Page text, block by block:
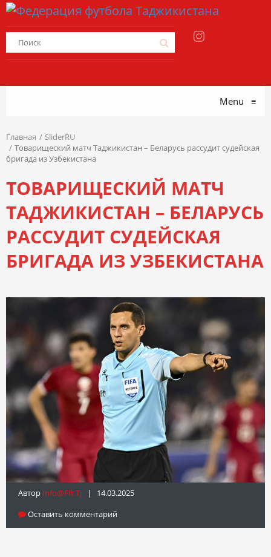
Menu ≡
Главная
SliderRU
Товарищеский матч Таджикистан – Беларусь рассудит судейская
бригада из Узбекистана
ТОВАРИЩЕСКИЙ МАТЧ
ТАДЖИКИСТАН – БЕЛАРУСЬ
РАССУДИТ СУДЕЙСКАЯ
БРИГАДА ИЗ УЗБЕКИСТАНА
Автор Info@fft.tj | 14.03.2025
Оставить комментарий